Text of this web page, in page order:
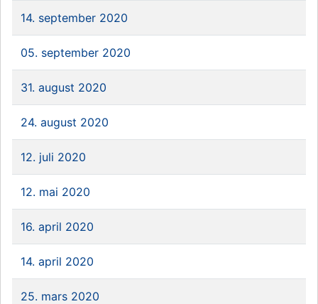
14. september 2020
05. september 2020
31. august 2020
24. august 2020
12. juli 2020
12. mai 2020
16. april 2020
14. april 2020
25. mars 2020